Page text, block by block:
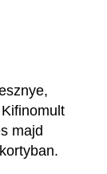
majd